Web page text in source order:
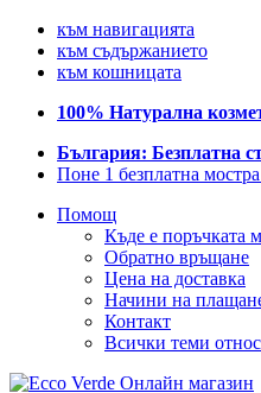
към навигацията
към съдържанието
към кошницата
100% Натурална
България: Безплатна
Поне 1 безплатна
Помощ
Къде е поръчката
Обратно връщане
Цена на доставка
Начини на
Контакт
Всички теми